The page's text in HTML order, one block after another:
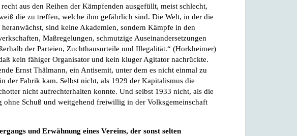
aus den Reihen der Kämpfenden ausgefüllt, meist schlecht,
die zu treffen, welche ihm gefährlich sind. Die Welt, in der die
sind keine Akademien, sondern Kämpfe in den
Maßregelungen, schmutzige Auseinandersetzungen
der Parteien, Zuchthausurteile und Illegalität.“ (Horkheimer)
kein fähiger Organisator und kein kluger Agitator nachrückte.
Ernst Thälmann, ein Antisemit, unter dem es nicht einmal zu
der Fabrik kam. Selbst nicht, als 1929 der Kapitalismus die
nicht aufrechterhalten konnte. Und selbst 1933 nicht, als die
ohne Schuß und weitgehend freiwillig in der Volksgemeinschaft
und Erwähnung eines Vereins, der sonst selten